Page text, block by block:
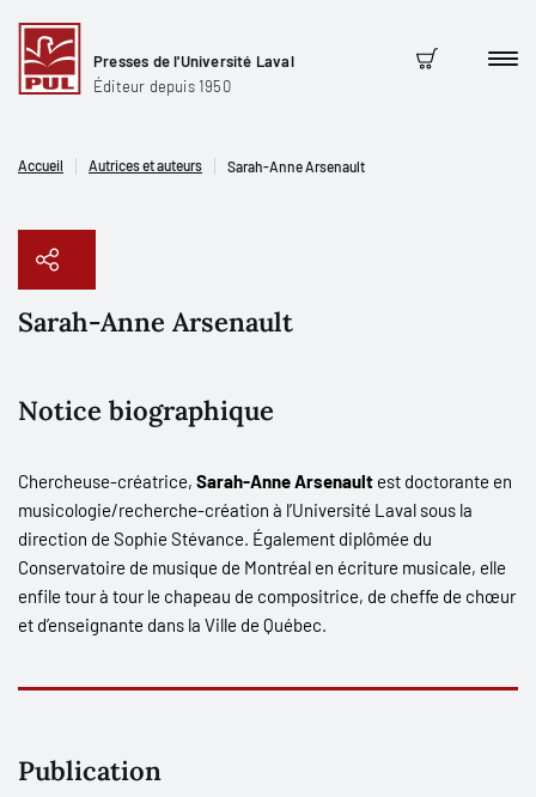
Presses de l'Université Laval
Éditeur depuis 1950
Panier
Accueil Autrices et auteurs Sarah-Anne Arsenault
Sarah-Anne Arsenault
Notice biographique
Chercheuse-créatrice, Sarah-Anne Arsenault est doctorante en
musicologie/recherche-création à l’Université Laval sous la
direction de Sophie Stévance. Également diplômée du
Conservatoire de musique de Montréal en écriture musicale, elle
enfile tour à tour le chapeau de compositrice, de cheffe de chœur
et d’enseignante dans la Ville de Québec.
Publication